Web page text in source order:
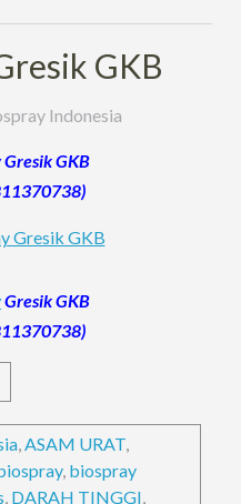
GKB
Indonesia
GKB
Gresik GKB
,ASAM URAT,
, biospray
, DARAH TINGGI,